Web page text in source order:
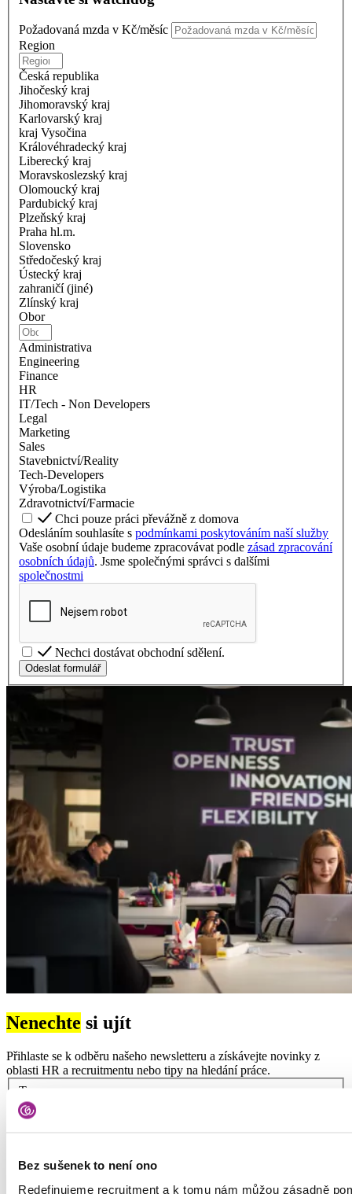
Bez sušenek to není ono
Redefinujeme recruitment a k tomu nám můžou zásadně
Požadovaná mzda v Kč/měsíc
Region
Česká republika
Jihočeský kraj
Jihomoravský kraj
Karlovarský kraj
kraj Vysočina
Královéhradecký kraj
Liberecký kraj
Moravskoslezský kraj
Olomoucký kraj
Pardubický kraj
Plzeňský kraj
Praha hl.m.
Slovensko
Středočeský kraj
Ústecký kraj
zahraničí (jiné)
Zlínský kraj
Obor
Administrativa
Engineering
Finance
HR
IT/Tech - Non Developers
Legal
Marketing
Sales
Stavebnictví/Reality
Tech-Developers
Výroba/Logistika
Zdravotnictví/Farmacie
Chci pouze práci převážně z domova
Odesláním souhlasíte s podmínkami poskytováním naší služby
Vaše osobní údaje budeme zpracovávat podle zásad zpracování
osobních údajů
. Jsme společnými správci s dalšími
společnostmi
Nechci dostávat obchodní sdělení.
Nenechte si ujít
Přihlaste se k odběru našeho newsletteru a získávejte novinky z
oblasti HR a recruitmentu nebo tipy na hledání práce.
Typ
Vaše jméno